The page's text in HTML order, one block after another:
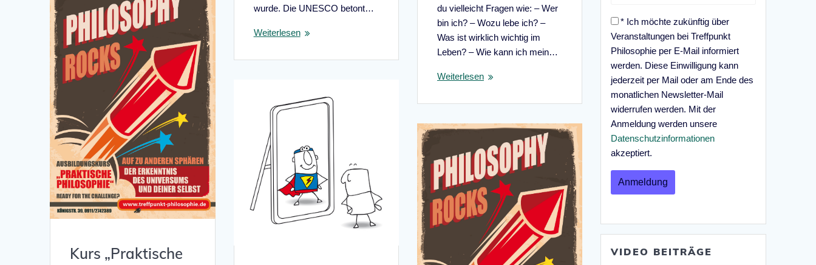
wurde. Die UNESCO betont…
Weiterlesen
du vielleicht Fragen wie: – Wer
bin ich? – Wozu lebe ich? –
Was ist wirklich wichtig im
Leben? – Wie kann ich mein…
Weiterlesen
Kurs „Praktische
* Ich möchte zukünftig über
Veranstaltungen bei Treffpunkt
Philosophie per E-Mail informiert
werden. Diese Einwilligung kann
jederzeit per Mail oder am Ende des
monatlichen Newsletter-Mail
widerrufen werden. Mit der
Anmeldung werden unsere
Datenschutzinformationen
akzeptiert.
VIDEO BEITRÄGE